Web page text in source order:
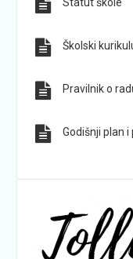
Školski
Pravilnik o
Godišnji plan